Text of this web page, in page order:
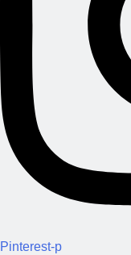
Pinterest-p